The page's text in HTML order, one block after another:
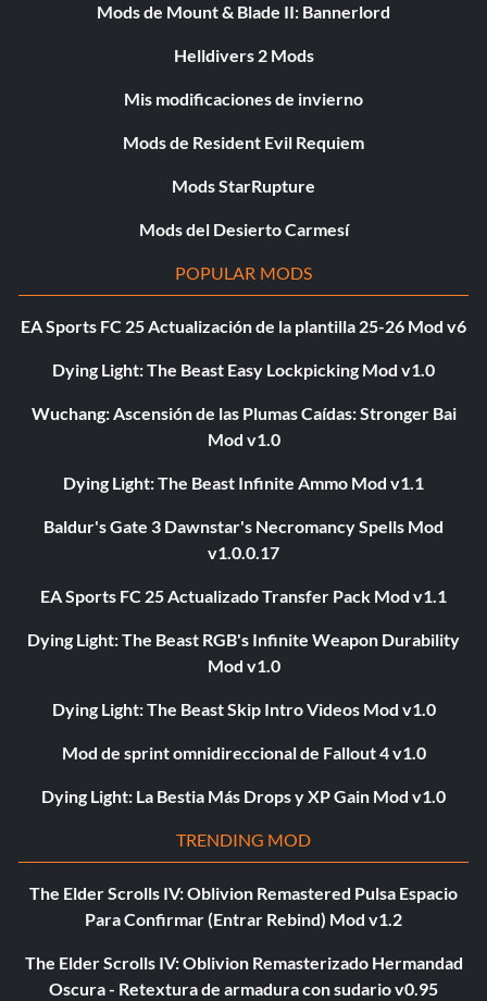
Mods de Mount & Blade II: Bannerlord
Helldivers 2 Mods
Mis modificaciones de invierno
Mods de Resident Evil Requiem
Mods StarRupture
Mods del Desierto Carmesí
POPULAR MODS
EA Sports FC 25 Actualización de la plantilla 25-26 Mod v6
Dying Light: The Beast Easy Lockpicking Mod v1.0
Wuchang: Ascensión de las Plumas Caídas: Stronger Bai
Mod v1.0
Dying Light: The Beast Infinite Ammo Mod v1.1
Baldur's Gate 3 Dawnstar's Necromancy Spells Mod
v1.0.0.17
EA Sports FC 25 Actualizado Transfer Pack Mod v1.1
Dying Light: The Beast RGB's Infinite Weapon Durability
Mod v1.0
Dying Light: The Beast Skip Intro Videos Mod v1.0
Mod de sprint omnidireccional de Fallout 4 v1.0
Dying Light: La Bestia Más Drops y XP Gain Mod v1.0
TRENDING MOD
The Elder Scrolls IV: Oblivion Remastered Pulsa Espacio
Para Confirmar (Entrar Rebind) Mod v1.2
The Elder Scrolls IV: Oblivion Remasterizado Hermandad
Oscura - Retextura de armadura con sudario v0.95